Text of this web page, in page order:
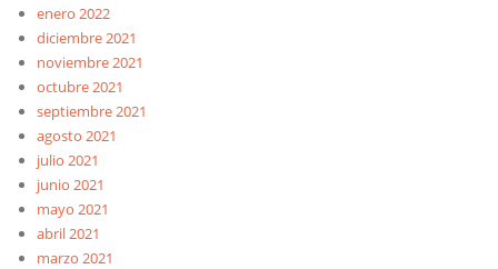
enero 2022
diciembre 2021
noviembre 2021
octubre 2021
septiembre 2021
agosto 2021
julio 2021
junio 2021
mayo 2021
abril 2021
marzo 2021